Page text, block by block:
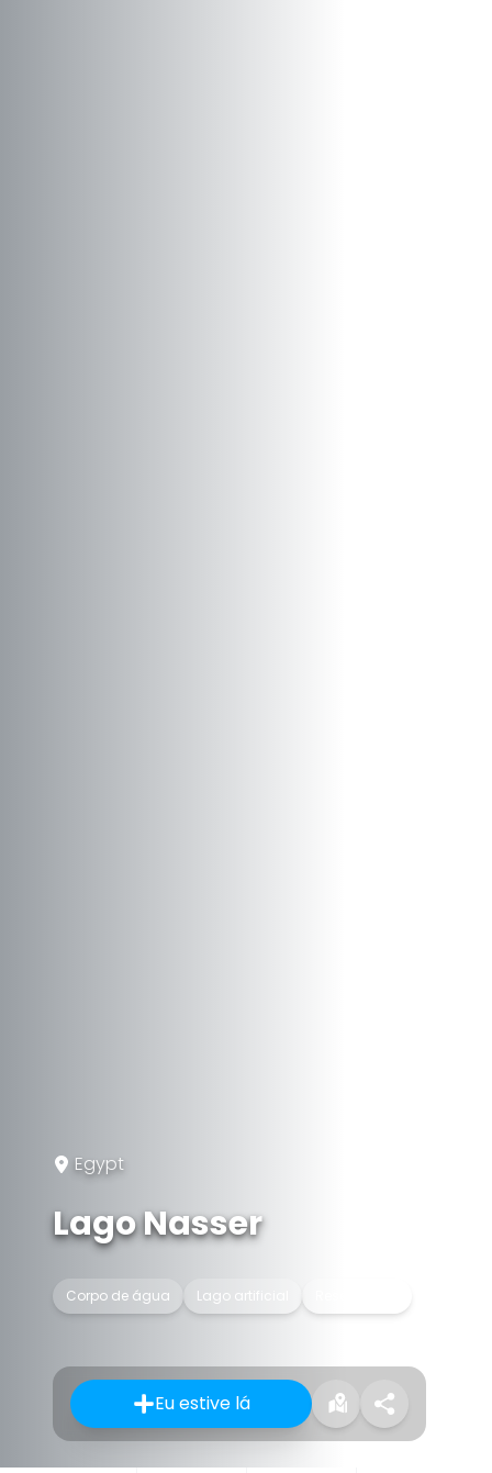
Egypt
Lago Nasser
Corpo de água Lago artificial
Eu estive lá